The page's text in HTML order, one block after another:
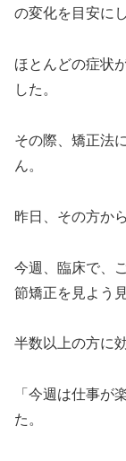
の変化を目安に
ほとんどの症状
した。
その際、矯正法
ん。
昨日、その方か
今週、臨床で、
節矯正を見よう
半数以上の方に
「今週は仕事が
た。